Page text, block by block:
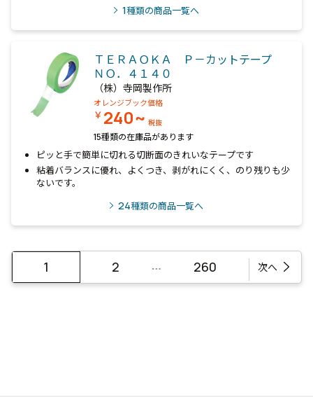
1種類の商品一覧へ
ＴＥＲＡＯＫＡ Ｐ－カットテープ
ＮＯ．４１４０
（株）寺岡製作所
オレンジブック価格
￥ 240~ 税抜
15種類の在庫品があります
ピッと手で簡単に切れる切断面のきれいなテープです
粘着バランスに優れ、よくつき、剥がれにくく、のり残りも少
ないです。
24種類の商品一覧へ
1 2 … 260 次へ